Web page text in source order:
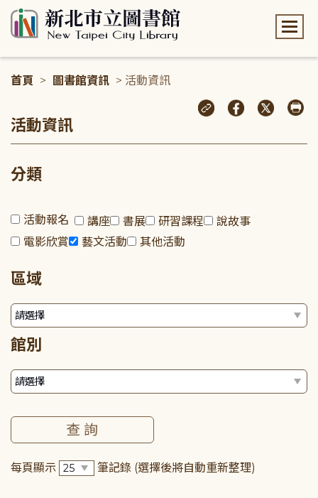
首頁 > 圖書館資訊 > 活動資訊
活動資訊
分類
活動報名 講座 書展 研習課程
說故事
電影欣賞
藝文活動 其他活動
區域
館別
每頁顯示 筆記錄 (選擇後將自動重新整理)